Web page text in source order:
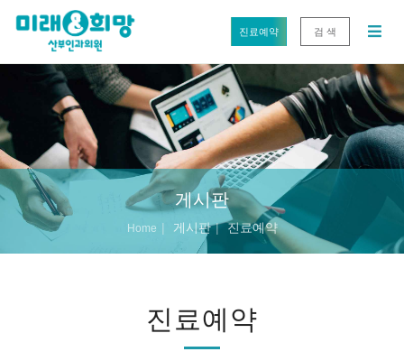
진료예약 검 색
게시판
Home 게시판 진료예약
진료예약